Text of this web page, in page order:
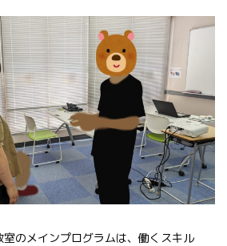
のメインプログラムは、働くスキル